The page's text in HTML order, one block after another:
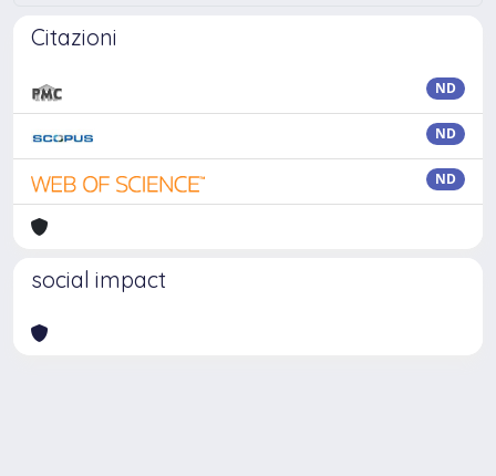
Citazioni
ND
ND
ND
social impact